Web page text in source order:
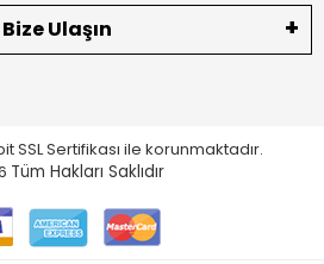
Bize Ulaşın
SSL Sertifikası ile korunmaktadır.
Tüm Hakları Saklıdır